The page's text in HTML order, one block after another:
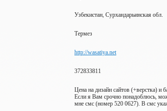
Узбекистан, Сурхандарьинская обл.
Термез
http://wasatiya.net
372833811
Цена на дизайн сайтов (+верстка) и
Если я Вам срочно понадоблюсь,
мне смс (номер 520 0627). В смс